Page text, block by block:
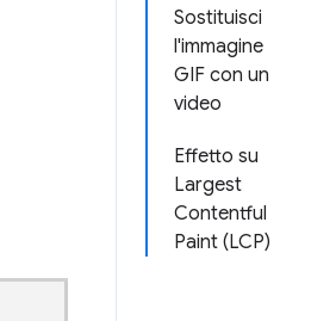
Sostituisci
l'immagine
GIF con un
video
Effetto su
Largest
Contentful
Paint (LCP)